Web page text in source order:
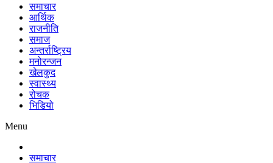
समाचार
आर्थिक
राजनीति
समाज
अन्तर्राष्ट्रिय
मनोरन्जन
खेलकुद
स्वास्थ्य
रोचक
भिडियो
Menu
समाचार